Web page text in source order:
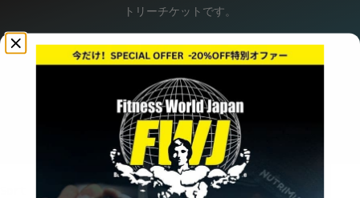
トリーチケットです。
【日程】2026年6月20日 (土)
【会場】市川市文化会館 大ホール
コンテストの詳細はこちらをを、競技カテゴリーについては
らをご確認ください。
Sort by